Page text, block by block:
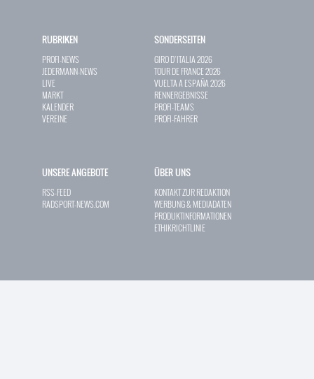
RUBRIKEN
PROFI-NEWS
JEDERMANN-NEWS
LIVE
MARKT
KALENDER
VEREINE
SONDERSEITEN
GIRO D`ITALIA 2026
TOUR DE FRANCE 2026
VUELTA A ESPAÑA 2026
RENNERGEBNISSE
PROFI-TEAMS
PROFI-FAHRER
UNSERE ANGEBOTE
RSS-FEED
RADSPORT-NEWS.COM
ÜBER UNS
KONTAKT ZUR REDAKTION
WERBUNG & MEDIADATEN
PRODUKTINFORMATIONEN
ETHIKRICHTLINIE